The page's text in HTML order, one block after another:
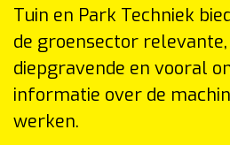
Tuin en Park Techniek
de groensector relevante,
diepgravende en vooral
informatie over de
werken.